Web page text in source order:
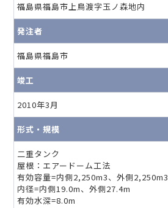
福島県福島市上鳥渡字玉ノ森地内
発注者
福島県福島市
竣工
2010年3月
形式・規模
二重タンク
屋根：エアードーム工法
有効容量=内側2,250m3、外側2,250m3
内径=内側19.0m、外側27.4m
有効水深=8.0m